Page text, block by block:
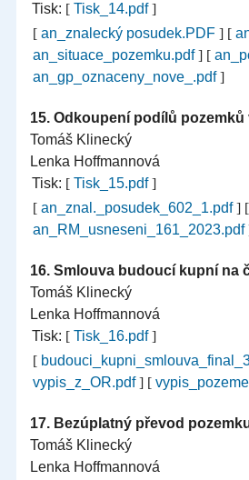
Tisk: [ Tisk_14.pdf]
[ an_znalecký posudek.PDF ] [
an_situace_pozemku.pdf] [
an_gp_oznaceny_nove_.pdf]
15. Odkoupení podílů pozemků
Tomáš Klinecký
Lenka Hoffmannová
Tisk: [ Tisk_15.pdf]
[ an_znal._posudek_602_1.pdf] [
an_RM_usneseni_161_2023.pdf
16. Smlouva budoucí kupní na
Tomáš Klinecký
Lenka Hoffmannová
Tisk: [ Tisk_16.pdf]
[
vypis_z_OR.pdf] [
17. Bezúplatný převod
Tomáš Klinecký
Lenka Hoffmannová